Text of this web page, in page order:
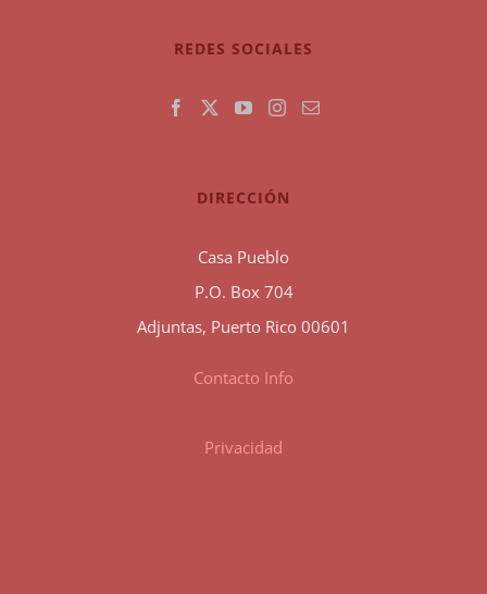
REDES SOCIALES
DIRECCIÓN
Casa Pueblo
P.O. Box 704
Adjuntas, Puerto Rico 00601
Contacto Info
Privacidad